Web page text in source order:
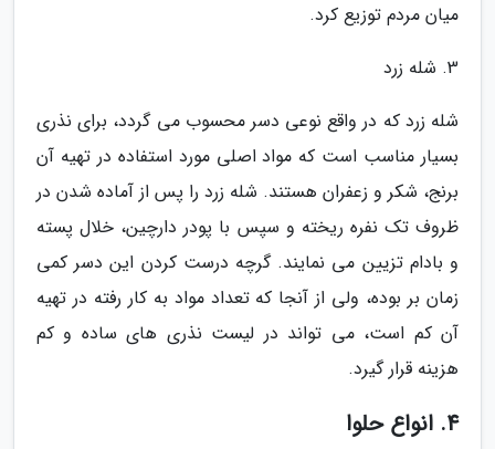
میان مردم توزیع کرد.
3. شله زرد
شله زرد که در واقع نوعی دسر محسوب می گردد، برای نذری
بسیار مناسب است که مواد اصلی مورد استفاده در تهیه آن
برنج، شکر و زعفران هستند. شله زرد را پس از آماده شدن در
ظروف تک نفره ریخته و سپس با پودر دارچین، خلال پسته
و بادام تزیین می نمایند. گرچه درست کردن این دسر کمی
زمان بر بوده، ولی از آنجا که تعداد مواد به کار رفته در تهیه
آن کم است، می تواند در لیست نذری های ساده و کم
هزینه قرار گیرد.
4. انواع حلوا